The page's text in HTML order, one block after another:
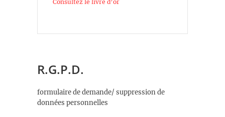
Consultez le livre d’or
R.G.P.D.
formulaire de demande/ suppression de
données personnelles